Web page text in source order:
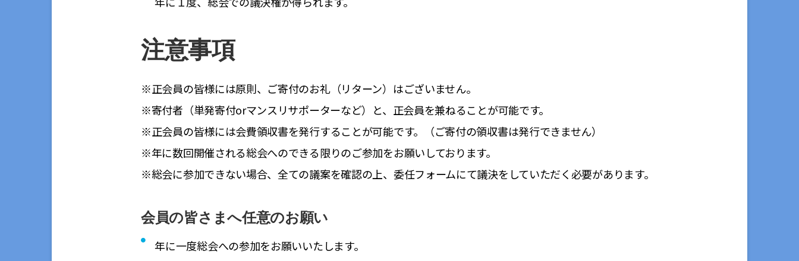
注意事項
※正会員の皆様には原則、ご寄付のお礼（リターン）はございません。
※寄付者（単発寄付orマンスリサポーターなど）と、正会員を兼ねることが可能です。
※正会員の皆様には会費領収書を発行することが可能です。（ご寄付の領収書は発行できません）
※年に数回開催される総会へのできる限りのご参加をお願いしております。
※総会に参加できない場合、全ての議案を確認の上、委任フォームにて議決をしていただく必要があります。
会員の皆さまへ任意のお願い
年に一度総会への参加をお願いいたします。